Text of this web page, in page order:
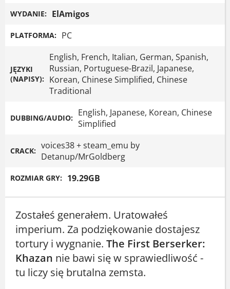
WYDANIE: ElAmigos
PLATFORMA: PC
JĘZYKI
(NAPISY):
English, French, Italian, German, Spanish,
Russian, Portuguese-Brazil, Japanese,
Korean, Chinese Simplified, Chinese
Traditional
DUBBING/AUDIO: English, Japanese, Korean, Chinese
Simplified
CRACK: voices38 + steam_emu by
Detanup/MrGoldberg
ROZMIAR GRY: 19.29GB
Zostałeś generałem. Uratowałeś
imperium. Za podziękowanie dostajesz
tortury i wygnanie. The First Berserker:
Khazan nie bawi się w sprawiedliwość -
tu liczy się brutalna zemsta.